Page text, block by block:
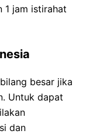
1 jam istirahat
besar jika
Untuk dapat
dan